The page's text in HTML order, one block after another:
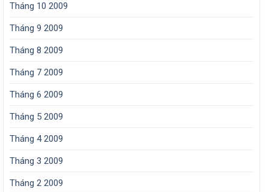
Tháng 10 2009
Tháng 9 2009
Tháng 8 2009
Tháng 7 2009
Tháng 6 2009
Tháng 5 2009
Tháng 4 2009
Tháng 3 2009
Tháng 2 2009